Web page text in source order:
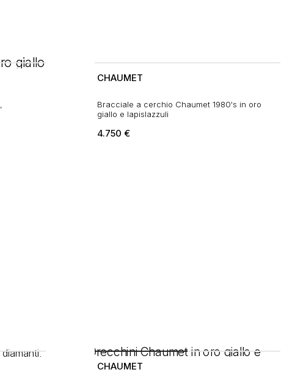
CHAUMET
Bracciale a cerchio Chaumet 1980's in oro
giallo e lapislazzuli
4.750 €
CHAUMET